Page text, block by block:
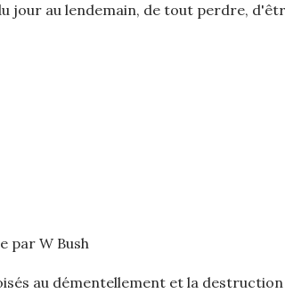
jour au lendemain, de tout perdre,
par W Bush
au démentellement et la destruction